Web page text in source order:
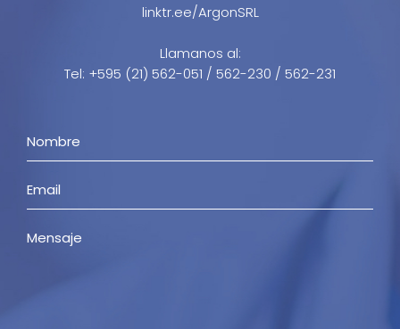
linktr.ee/ArgonSRL
Llamanos al:
Tel: +595 (21) 562-051 / 562-230 / 562-231